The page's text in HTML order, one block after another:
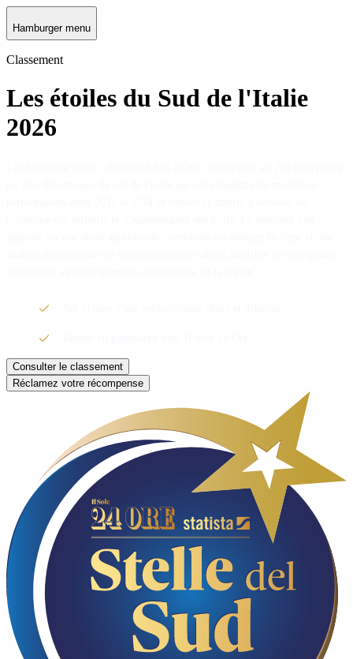
Hamburger menu
Classement
Les étoiles du Sud de l'Italie
2026
Consulter le classement
Réclamez votre récompense